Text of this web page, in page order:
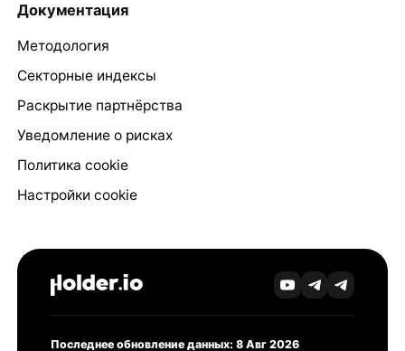
Документация
Методология
Секторные индексы
Раскрытие партнёрства
Уведомление о рисках
Политика cookie
Настройки cookie
Последнее обновление данных: 8 Авг 2026